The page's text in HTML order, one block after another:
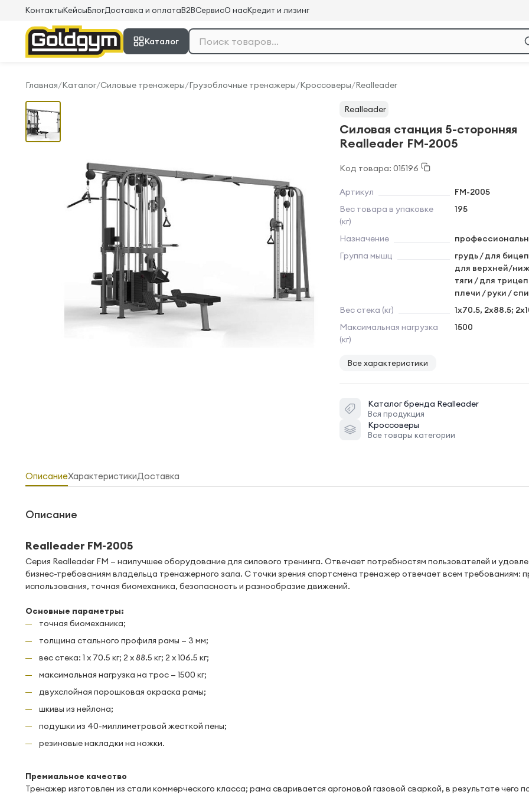
КонтактыКейсыБлогДоставка и оплатаB2BСервисО насКредит и лизинг
Каталог
Главная/Каталог/Силовые тренажеры/Грузоблочные тренажеры/Кроссоверы/Realleader
Realleader
Силовая станция 5-сторонняя
Realleader FM-2005
Код товара: 015196
Артикул
FM-2005
Вес товара в упаковке
(кг)
195
Назначение
Группа мышц
грудь / для
для верхней/
тяги / для
плечи / руки /
Вес стека (кг)
1x70.5, 2x88.5;
Максимальная нагрузка
(кг)
1500
Все характеристики
Каталог бренда Realleader
Вся продукция
Кроссоверы
Все товары категории
ОписаниеХарактеристикиДоставка
Описание
Realleader FM-2005
Серия Realleader FM — наилучшее оборудование для силового тренинга. Отвечает потребностям пользователей и
бизнес-требованиям владельца тренажерного зала. С точки зрения спортсмена тренажер отвечает всем требованиям:
использования, точная биомеханика, безопасность и разнообразие движений.
Основные параметры:
точная биомеханика;
толщина стального профиля рамы — 3 мм;
вес стека: 1 x 70.5 кг; 2 x 88.5 кг; 2 x 106.5 кг;
максимальная нагрузка на трос — 1500 кг;
двухслойная порошковая окраска рамы;
шкивы из нейлона;
подушки из 40-миллиметровой жесткой пены;
резиновые накладки на ножки.
Премиальное качество
Тренажер изготовлен из стали коммерческого класса; рама сваривается аргоновой газовой сваркой, в результате чего